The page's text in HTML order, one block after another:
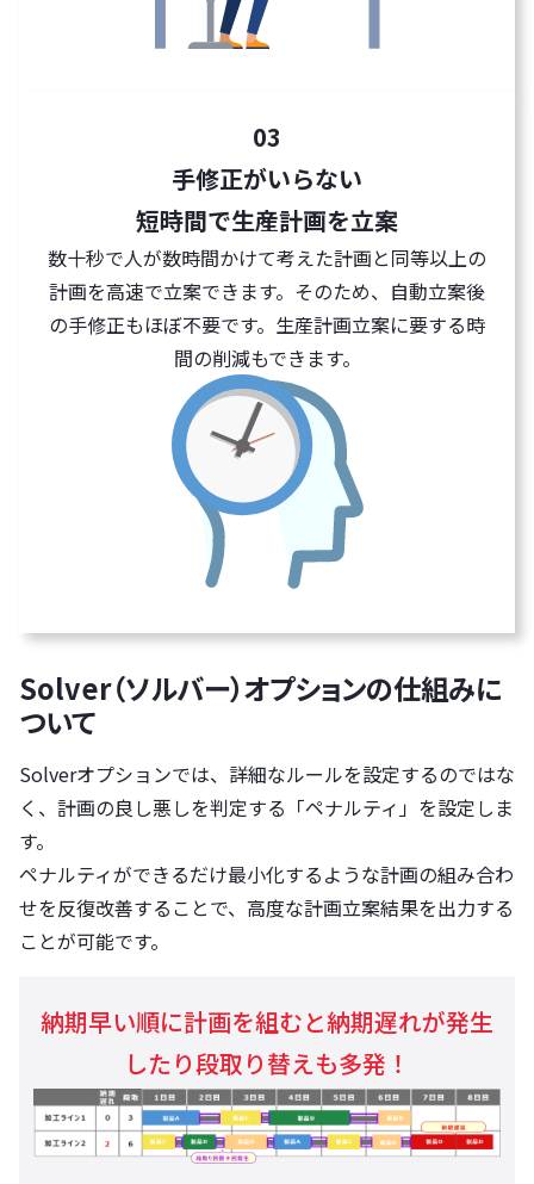
03
手修正がいらない
短時間で生産計画を立案
数十秒で人が数時間かけて考えた計画と同等以上の
計画を高速で立案できます。そのため、自動立案後
の手修正もほぼ不要です。生産計画立案に要する時
間の削減もできます。
Solver（ソルバー）オプションの仕組みに
ついて
Solverオプションでは、詳細なルールを設定するのではな
く、計画の良し悪しを判定する「ペナルティ」を設定しま
す。
ペナルティができるだけ最小化するような計画の組み合わ
せを反復改善することで、高度な計画立案結果を出力する
ことが可能です。
納期早い順に計画を組むと納期遅れが発生
したり段取り替えも多発！